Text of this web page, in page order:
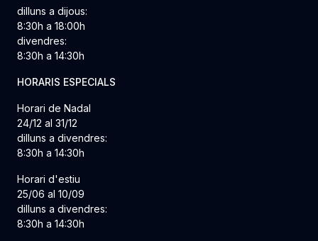
dilluns a dijous:
8:30h a 18:00h
divendres:
8:30h a 14:30h
HORARIS ESPECIALS
Horari de Nadal
24/12 al 31/12
dilluns a divendres:
8:30h a 14:30h
Horari d'estiu
25/06 al 10/09
dilluns a divendres:
8:30h a 14:30h